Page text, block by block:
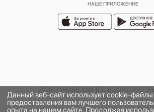
НАШЕ ПРИЛОЖЕНИЕ
Данный веб-сайт использует cookie-файлы
предоставления вам лучшего
опыта на нашем сайте. Продолжая